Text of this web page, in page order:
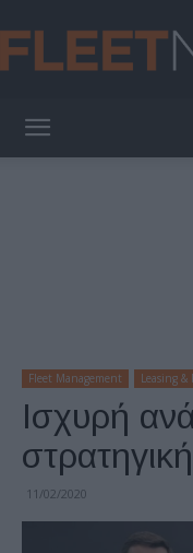
Fleet Management Leasing &
Ισχυρή
11/02/2020